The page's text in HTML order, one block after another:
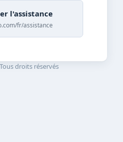
l'assistance
fr/assistance
droits réservés